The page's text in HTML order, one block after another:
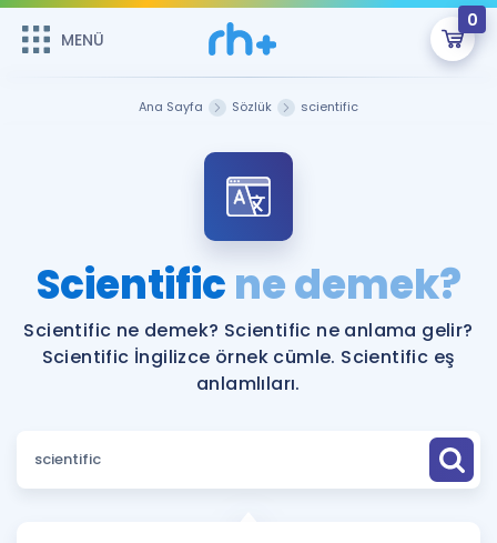
MENÜ
0
ÜYE DEĞİLİM
Sepetin Şu An Boş.
Remzi Hoca ile seni sınava hazırlayacak onlarca eğitim seni
bekliyor!
MENÜ
Faydalı Araçlar
Sözlük
Hakkımızda
Ana Sayfa Sözlük scientific
Scientificne demek?
Scientific ne demek? Scientific ne anlama gelir?
Scientific İngilizce örnek cümle. Scientific eş
anlamlıları.